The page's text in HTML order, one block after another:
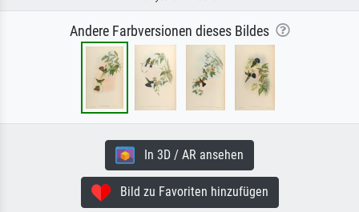
Andere Farbversionen dieses Bildes
In 3D / AR ansehen
Bild zu Favoriten hinzufügen